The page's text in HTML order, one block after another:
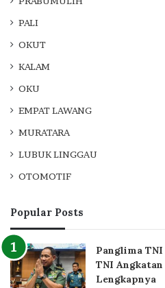
PALI
OKUT
KALAM
OKU
EMPAT LAWANG
MURATARA
LUBUK LINGGAU
OTOMOTIF
Popular Posts
Panglima
TNI
Lengkapnya